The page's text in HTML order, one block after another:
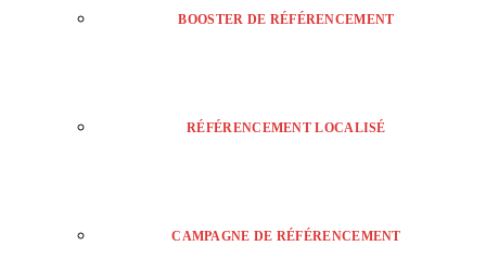
BOOSTER DE RÉFÉRENCEMENT
RÉFÉRENCEMENT LOCALISÉ
CAMPAGNE DE RÉFÉRENCEMENT